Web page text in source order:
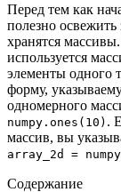
Перед тем как
полезно освежить
хранятся
используется
элементы одного
форму,
одномерного
numpy.ones(10) .
массив, вы
array_2d =
Содержание